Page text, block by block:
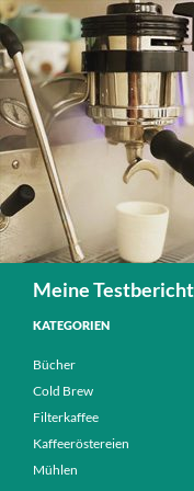
Zum
Inhalt
springen
Meine
KATEGORIEN
Bücher
Cold Brew
Filterkaffee
Kaffeeröstereien
Mühlen